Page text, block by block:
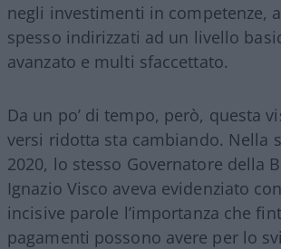
negli investimenti in competenze,
spesso indirizzati ad un livello
avanzato e multi sfaccettato.
Da un po’ di tempo, però, questa
versi ridotta sta cambiando. Nella
2020, lo stesso Governatore della
Ignazio Visco aveva evidenziato
incisive parole l’importanza che
pagamenti possono avere per lo